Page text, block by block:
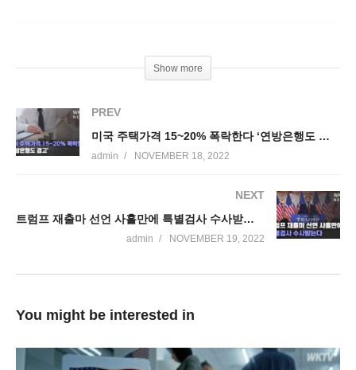
Show more
PREV
미국 주택가격 15~20% 폭락한다 ‘연방은행도 경고’
admin NOVEMBER 18, 2022
NEXT
트럼프 재출마 선언 사흘만에 특별검사 수사받는다
admin NOVEMBER 19, 2022
You might be interested in